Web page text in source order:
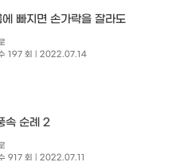
에 빠지면 손가락을 잘라도
197 회
| 2022.07.14
속 순례 2
917 회
| 2022.07.11